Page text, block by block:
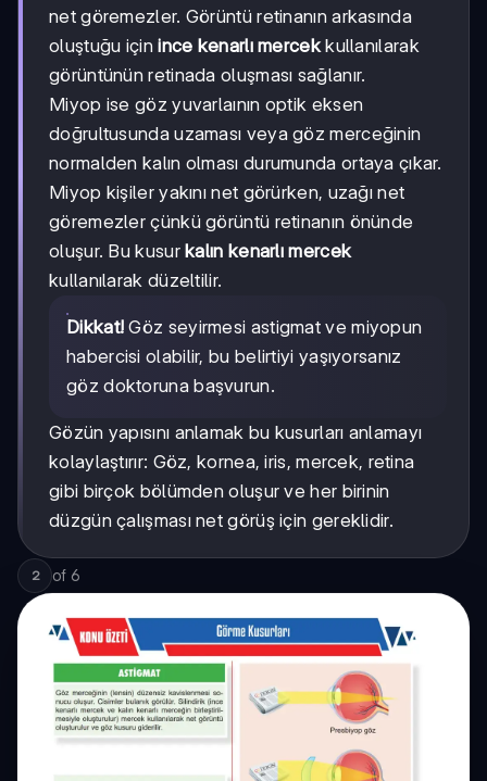
net göremezler. Görüntü retinanın arkasında
oluştuğu içinince kenarlı mercekkullanılarak
görüntünün retinada oluşması sağlanır.
Miyop ise göz yuvarlaının optik eksen
doğrultusunda uzaması veya göz merceğinin
normalden kalın olması durumunda ortaya çıkar.
Miyop kişiler yakını net görürken, uzağı net
göremezler çünkü görüntü retinanın önünde
oluşur. Bu kusur kalın kenarlı mercek
kullanılarak düzeltilir.
Dikkat! Göz seyirmesi astigmat ve miyopun
habercisi olabilir, bu belirtiyi yaşıyorsanız
göz doktoruna başvurun.
Gözün yapısını anlamak bu kusurları anlamayı
kolaylaştırır: Göz, kornea, iris, mercek, retina
gibi birçok bölümden oluşur ve her birinin
düzgün çalışması net görüş için gereklidir.
2 of 6